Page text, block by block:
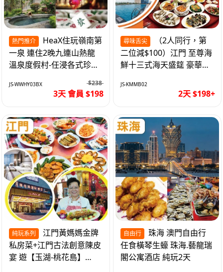
熱門推介
一泉 連住2晚九連山熱龍
溫泉度假村-任浸各式珍稀
JS-WWHY03BX $238
3天 會員 $198
尋味舌尖
二位減$100）江門 至尊海
鮮十三式海天盛筵 豪華三
2天
JS-KMMB02
2天 $198+
純玩系列
私房菜+江門古法創意陳皮
宴 遊【玉湖-桃花島】
自由行
任食橫琴生蠔 珠海.藝龍瑞
閣公寓酒店 純玩2天